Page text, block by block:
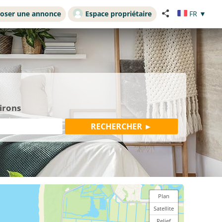
une annonce Espace propriétaire FR ▼
Plan
Satellite